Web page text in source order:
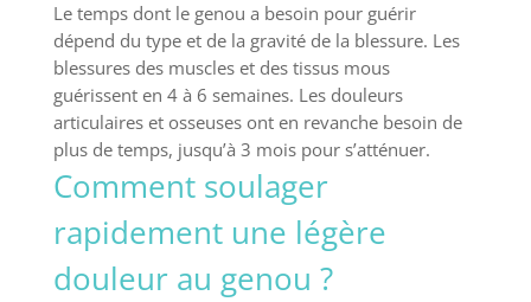
Le temps dont le genou a besoin pour guérir
dépend du type et de la gravité de la blessure. Les
blessures des muscles et des tissus mous
guérissent en 4 à 6 semaines. Les douleurs
articulaires et osseuses ont en revanche besoin de
plus de temps, jusqu’à 3 mois pour s’atténuer.
Comment soulager
rapidement une légère
douleur au genou ?